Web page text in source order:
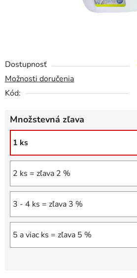
Dostupnosť
Možnosti doručenia
Kód:
Množstevná zľava
1 ks
2 ks = zľava 2 %
3 - 4 ks = zľava 3 %
5 a viac ks = zľava 5 %